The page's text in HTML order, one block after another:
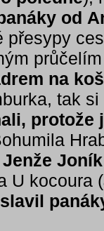
od
přesypy
na
tak
protože
U kocoura (